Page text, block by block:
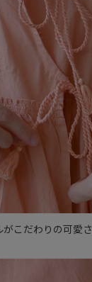
こだわりの可愛さ